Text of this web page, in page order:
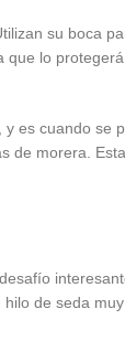
su boca
lo
es cuando se
de morera.
de seda